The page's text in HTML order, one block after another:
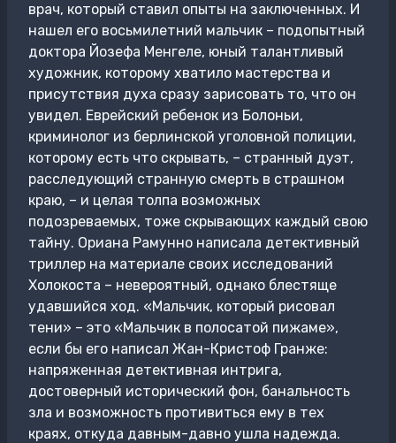
врач, который ставил опыты на заключенных. И
нашел его восьмилетний мальчик – подопытный
доктора Йозефа Менгеле, юный талантливый
художник, которому хватило мастерства и
присутствия духа сразу зарисовать то, что он
увидел. Еврейский ребенок из Болоньи,
криминолог из берлинской уголовной полиции,
которому есть что скрывать, – странный дуэт,
расследующий странную смерть в страшном
краю, – и целая толпа возможных
подозреваемых, тоже скрывающих каждый свою
тайну. Ориана Рамунно написала детективный
триллер на материале своих исследований
Холокоста – невероятный, однако блестяще
удавшийся ход. «Мальчик, который рисовал
тени» – это «Мальчик в полосатой пижаме»,
если бы его написал Жан-Кристоф Гранже:
напряженная детективная интрига,
достоверный исторический фон, банальность
зла и возможность противиться ему в тех
краях, откуда давным-давно ушла надежда.